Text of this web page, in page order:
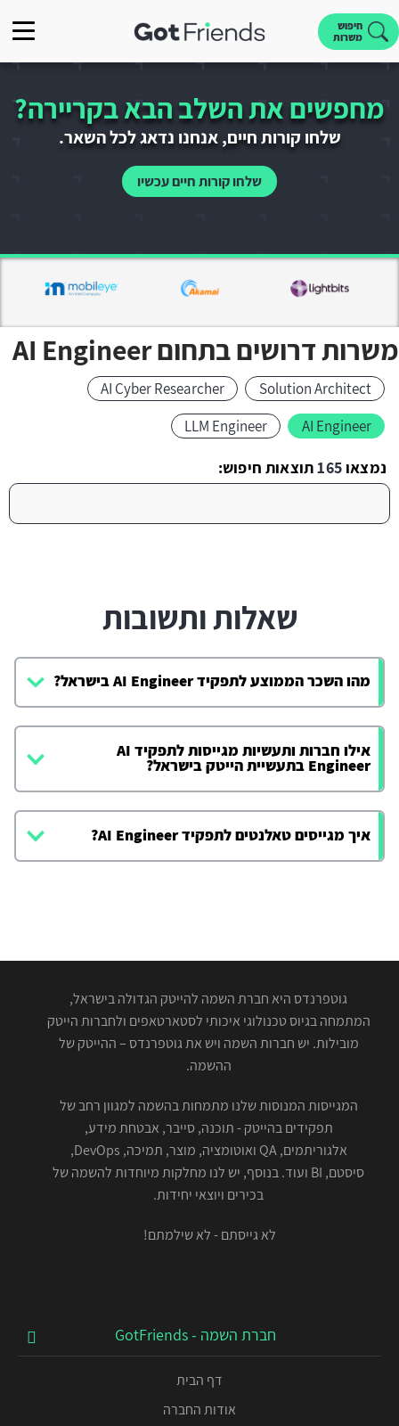
חיפוש
משרות
מחפשים את השלב הבא בקריירה?
שלחו קורות חיים, אנחנו נדאג לכל השאר.
שלחו קורות חיים עכשיו
משרות דרושים בתחום AI Engineer
Solution Architect
AI Cyber Researcher
AI Engineer
LLM Engineer
נמצאו165תוצאות חיפוש:
שאלות ותשובות
מהו השכר הממוצע לתפקיד AI Engineer בישראל?
אילו חברות ותעשיות מגייסות לתפקיד AI
Engineer בתעשיית הייטק בישראל?
איך מגייסים טאלנטים לתפקיד AI Engineer?
גוטפרנדס היא חברת השמה להייטק הגדולה בישראל,
המתמחה בגיוס טכנולוגי איכותי לסטארטאפים ולחברות הייטק
מובילות. יש חברות השמה ויש את גוטפרנדס – ההייטק של
ההשמה.
המגייסות המנוסות שלנו מתמחות בהשמה למגוון רחב של
תפקידים בהייטק - תוכנה, סייבר, אבטחת מידע,
אלגוריתמים, QA ואוטומציה, מוצר, תמיכה, DevOps,
סיסטם, BI ועוד. בנוסף, יש לנו מחלקות מיוחדות להשמה של
בכירים ויוצאי יחידות.
לא גייסתם - לא שילמתם!
חברת השמה - GotFriends
דף הבית
אודות החברה